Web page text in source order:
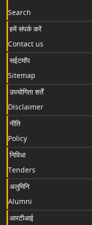
Search
हमें संपर्क करें
Contact us
सईटमॉप
Sitemap
उपयोगिता शर्तें
Disclaimer
नीति
Policy
निविधा
Tenders
अलुमिनि
Alumni
आरटीआई